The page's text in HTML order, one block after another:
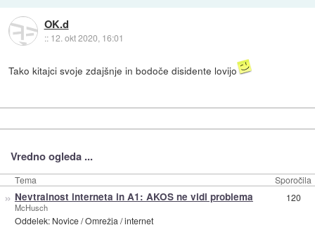
OK.d
:: 12. okt 2020, 16:01
Tako kitajci svoje zdajšnje in bodoče disidente lovijo
Vredno ogleda ...
Tema Sporočila
» Nevtralnost interneta in A1: AKOS ne vidi problema
McHusch
Oddelek: Novice/Omrežja / internet
120